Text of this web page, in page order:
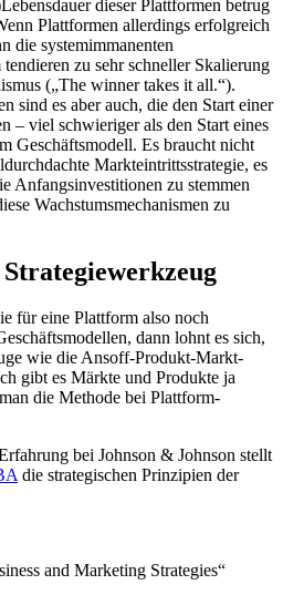
dieser Plattformen betrug
Plattformen allerdings erfolgreich
die systemimmanenten
zu sehr schneller Skalierung
(„The winner takes it all.“).
sind es aber auch, die den Start einer
– viel schwieriger als den Start eines
Geschäftsmodell. Es braucht nicht
Markteintrittsstrategie, es
Anfangsinvestitionen zu stemmen
Wachstumsmechanismen zu
für eine Plattform also noch
dann lohnt es sich,
wie die Ansoff-Produkt-Markt-
gibt es Märkte und Produkte ja
die Methode bei Plattform-
bei Johnson & Johnson stellt
die strategischen Prinzipien der
and Marketing Strategies“